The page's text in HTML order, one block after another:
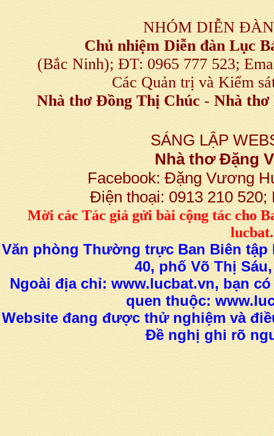
NHÓM DIỄN
Chủ nhiệm Diễn đàn Lục
(Bắc Ninh); ĐT: 0965 777 523;
Các Quản trị và Kiểm
Nhà thơ Đồng Thị Chúc - Nhà thơ
SÁNG LẬP
Nhà thơ Đặng
Facebook: Đặng Vương
Điện thoại: 0913 210
Mời các Tác giả gửi bàicộng tác cho
Văn phòng Thường trực Ban Biên tập
40, phố Võ Thị
Ngoài địa chỉ: www.lucbat.vn, bạn
quen thuộc:
Website đang được thử nghiệm và
Đề nghị ghi rõ